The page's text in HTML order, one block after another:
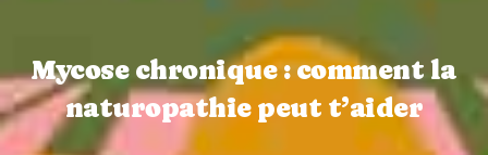
Mycose chronique : comment la
naturopathie peut t’aider